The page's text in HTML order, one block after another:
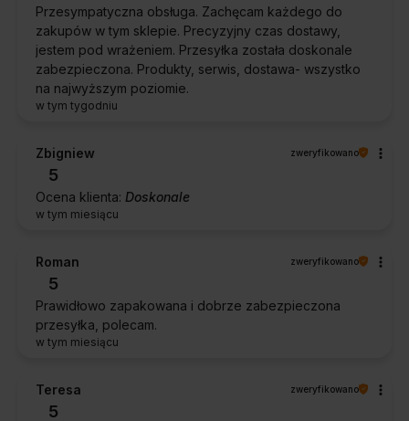
Przesympatyczna obsługa. Zachęcam każdego do
zakupów w tym sklepie. Precyzyjny czas dostawy,
jestem pod wrażeniem. Przesyłka została doskonale
zabezpieczona. Produkty, serwis, dostawa- wszystko
na najwyższym poziomie.
w tym tygodniu
Zbigniew zweryfikowano
5
Ocena klienta: Doskonale
w tym miesiącu
Roman zweryfikowano
5
Prawidłowo zapakowana i dobrze zabezpieczona
przesyłka, polecam.
w tym miesiącu
Teresa zweryfikowano
5